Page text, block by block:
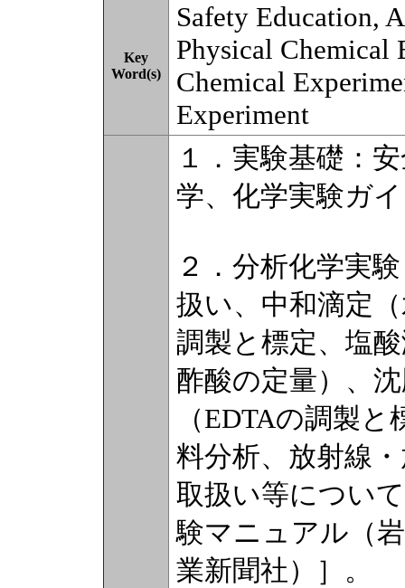
Key
Word(s)
Safety Education,
Physical Chemical
Chemical
Experiment
１．実験基礎：
学、化学実験ガ
２．分析化学実
扱い、中和滴定
調製と標定、塩
酢酸の定量）、
（EDTAの調製
料分析、放射線
取扱い等につい
験マニュアル（
業新聞社）］。